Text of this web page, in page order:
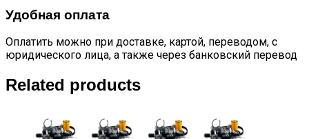
Удобная оплата
Оплатить можно при доставке, картой, переводом, с
юридического лица, а также через банковский перевод
Related products